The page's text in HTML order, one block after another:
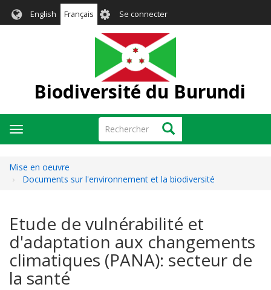
English Français User
account
menu
Se connecter
Biodiversité du Burundi
Rechercher Rechercher
Toggle
navigation
Mise en oeuvre
Documents sur l'environnement et la biodiversité
Etude de vulnérabilité et
d'adaptation aux changements
climatiques (PANA): secteur de
la santé